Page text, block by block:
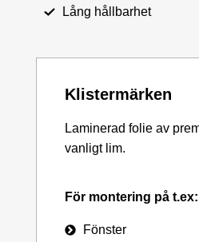
Lång hållbarhet
Klistermärken
Laminerad folie av
vanligt lim.
För montering på t.ex:
Fönster